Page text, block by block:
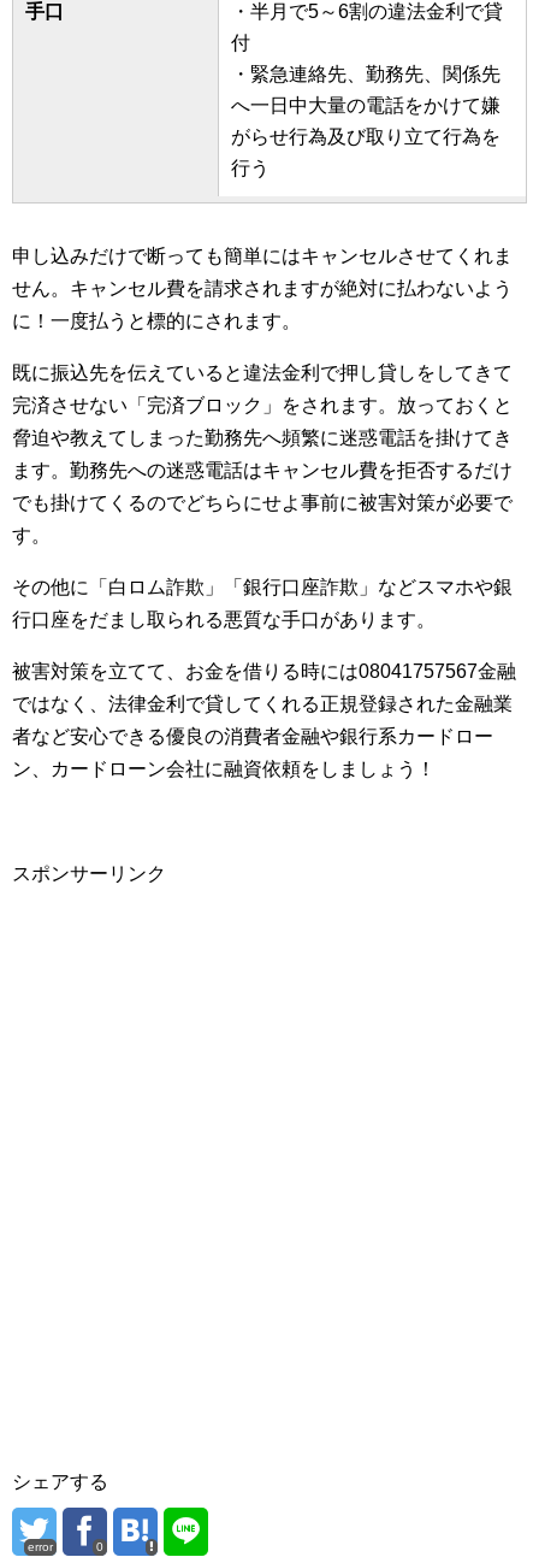
手口
・半月で5～6割の違法金利で貸
付
・緊急連絡先、勤務先、関係先
へ一日中大量の電話をかけて嫌
がらせ行為及び取り立て行為を
行う
申し込みだけで断っても簡単にはキャンセルさせてくれま
せん。キャンセル費を請求されますが絶対に払わないよう
に！一度払うと標的にされます。
既に振込先を伝えていると違法金利で押し貸しをしてきて
完済させない「完済ブロック」をされます。放っておくと
脅迫や教えてしまった勤務先へ頻繁に迷惑電話を掛けてき
ます。勤務先への迷惑電話はキャンセル費を拒否するだけ
でも掛けてくるのでどちらにせよ事前に被害対策が必要で
す。
その他に「白ロム詐欺」「銀行口座詐欺」などスマホや銀
行口座をだまし取られる悪質な手口があります。
被害対策を立てて、お金を借りる時には08041757567金融
ではなく、法律金利で貸してくれる正規登録された金融業
者など安心できる優良の消費者金融や銀行系カードロー
ン、カードローン会社に融資依頼をしましょう！
スポンサーリンク
シェアする
error 0